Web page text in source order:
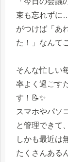
束も忘れずに
がつけば「あ
た！」なんて
そんな忙しい
率よく過ごす
す！📝✨
スマホやパソ
と管理できて
しかも最近は
たくさんある